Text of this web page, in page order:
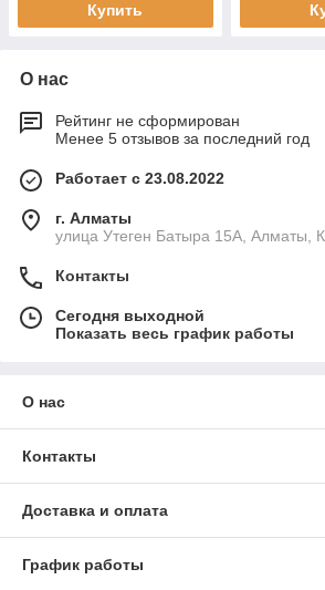
Купить
О нас
Рейтинг не сформирован
Менее 5 отзывов за последний год
Работает с 23.08.2022
г. Алматы
улица Утеген Батыра 15А, Алматы,
Контакты
Сегодня выходной
Показать весь график работы
О нас
Контакты
Доставка и оплата
График работы